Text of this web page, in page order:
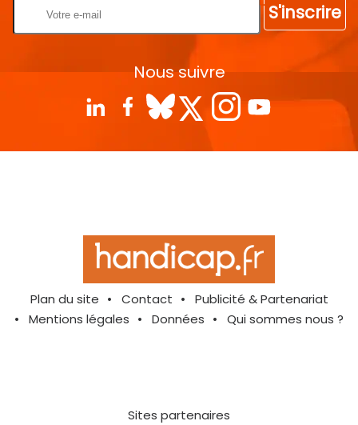
S'inscrire
Nous suivre
Plan du site Contact
Publicité & Partenariat
Mentions légales
Données Qui sommes nous ?
Sites partenaires